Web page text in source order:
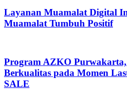
Layanan Muamalat Digital
Muamalat Tumbuh Positif
Program AZKO
Berkualitas pada Momen
SALE